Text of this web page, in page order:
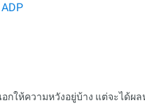
ให้ความหวังอยู่บ้าง แต่จะได้ผล